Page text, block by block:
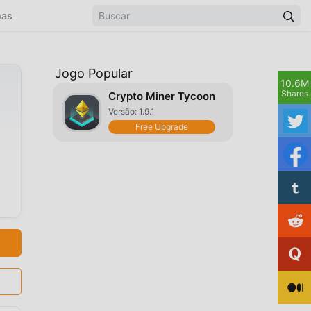
Jogo Popular
Crypto Miner Tycoon
Versão: 1.9.1
Free Upgrade
10.6M
Shares